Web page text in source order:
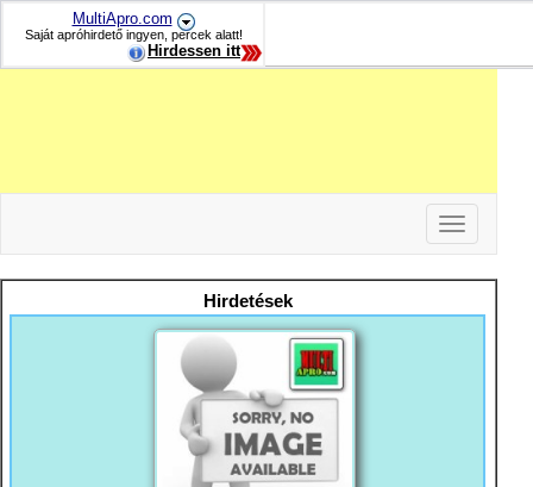
MultiApro.com
Saját apróhirdető ingyen, percek alatt!
Hirdessen itt
Toggle
navigation
-
-
Hirdetések